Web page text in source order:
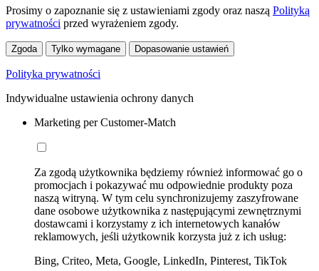
Prosimy o zapoznanie się z ustawieniami zgody oraz naszą Polityką
prywatności przed wyrażeniem zgody.
Zgoda Tylko wymagane Dopasowanie ustawień
Polityka prywatności
Indywidualne ustawienia ochrony danych
Marketing per Customer-Match
Za zgodą użytkownika będziemy również informować go o
promocjach i pokazywać mu odpowiednie produkty poza
naszą witryną. W tym celu synchronizujemy zaszyfrowane
dane osobowe użytkownika z następującymi zewnętrznymi
dostawcami i korzystamy z ich internetowych kanałów
reklamowych, jeśli użytkownik korzysta już z ich usług:
Bing, Criteo, Meta, Google, LinkedIn, Pinterest, TikTok